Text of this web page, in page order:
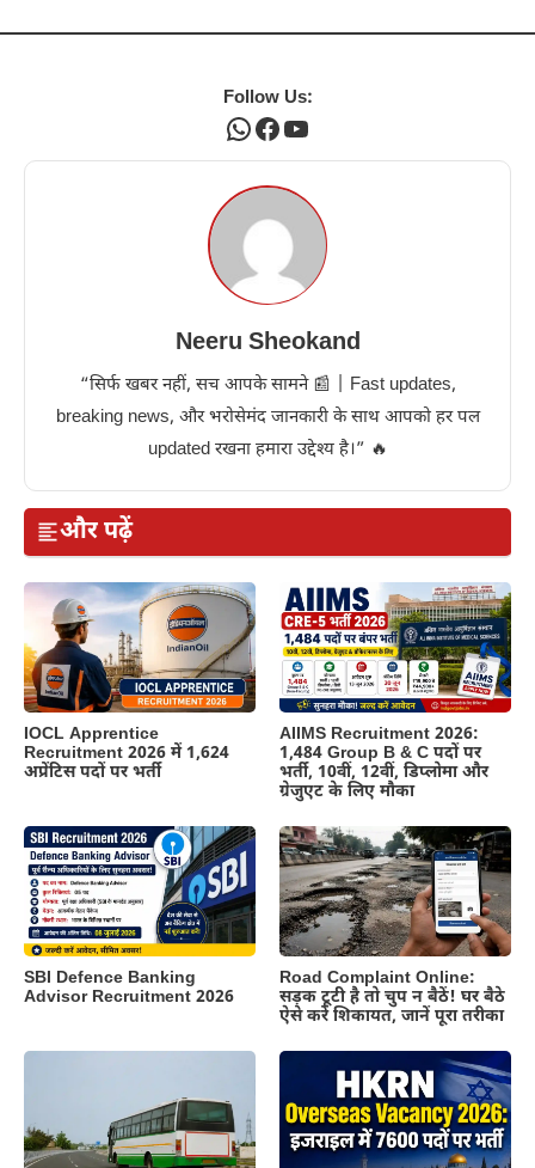
Follow Us:
WhatsApp
Facebook
YouTube
Neeru Sheokand
“सिर्फ खबर नहीं, सच आपके सामने 📰 | Fast updates,
breaking news, और भरोसेमंद जानकारी के साथ आपको हर पल
updated रखना हमारा उद्देश्य है।” 🔥
और पढ़ें
IOCL Apprentice
Recruitment 2026 में 1,624
अप्रेंटिस पदों पर भर्ती
AIIMS Recruitment 2026:
1,484 Group B & C पदों पर
भर्ती, 10वीं, 12वीं, डिप्लोमा और
ग्रेजुएट के लिए मौका
SBI Defence Banking
Advisor Recruitment 2026
Road Complaint Online:
सड़क टूटी है तो चुप न बैठें! घर बैठे
ऐसे करें शिकायत, जानें पूरा तरीका